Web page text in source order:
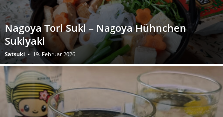
Nagoya Tori Suki – Nagoya Hühnchen
Sukiyaki
Satsuki - 19. Februar 2026